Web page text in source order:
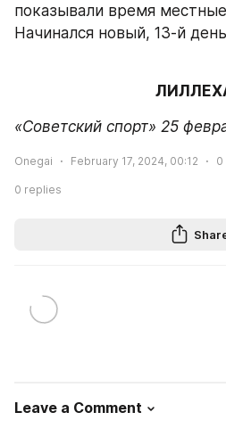
показывали время
Начинался новый, 13-й
«Советский спорт» 25
Onegai February 17, 2024, 00:12 0
0 replies
Leave a Comment